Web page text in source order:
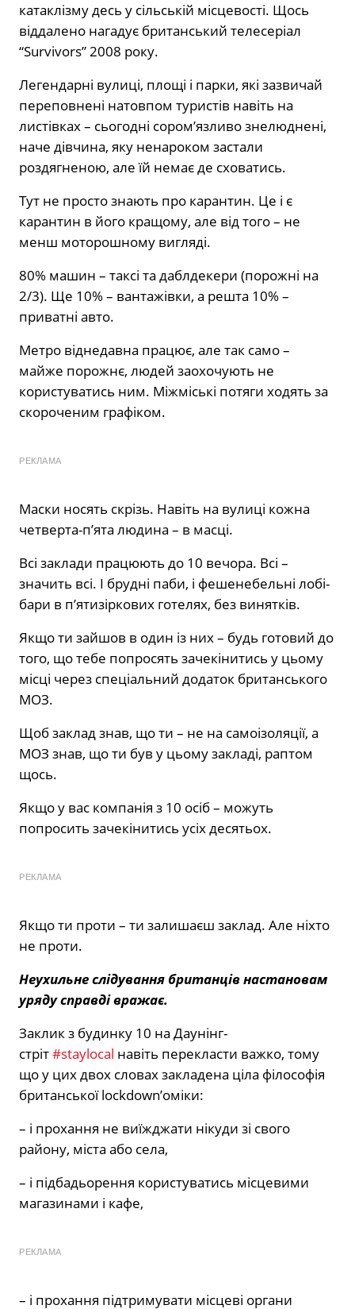
катаклізму десь у сільській місцевості. Щось
віддалено нагадує британський телесеріал
“Survivors” 2008 року.
Легендарні вулиці, площі і парки, які зазвичай
переповнені натовпом туристів навіть на
листівках – сьогодні сором’язливо знелюднені,
наче дівчина, яку ненароком застали
роздягненою, але їй немає де сховатись.
Тут не просто знають про карантин. Це і є
карантин в його кращому, але від того – не
менш моторошному вигляді.
80% машин – таксі та даблдекери (порожні на
2/3). Ще 10% – вантажівки, а решта 10% –
приватні авто.
Метро віднедавна працює, але так само –
майже порожнє, людей заохочують не
користуватись ним. Міжміські потяги ходять за
скороченим графіком.
РЕКЛАМА
Маски носять скрізь. Навіть на вулиці кожна
четверта-п’ята людина – в масці.
Всі заклади працюють до 10 вечора. Всі –
значить всі. І брудні паби, і фешенебельні лобі-
бари в п’ятизіркових готелях, без винятків.
Якщо ти зайшов в один із них – будь готовий до
того, що тебе попросять зачекінитись у цьому
місці через спеціальний додаток британського
МОЗ.
Щоб заклад знав, що ти – не на самоізоляції, а
МОЗ знав, що ти був у цьому закладі, раптом
щось.
Якщо у вас компанія з 10 осіб – можуть
попросить зачекінитись усіх десятьох.
РЕКЛАМА
Якщо ти проти – ти залишаєш заклад. Але ніхто
не проти.
Неухильне слідування британців настановам
уряду справді вражає.
Заклик з будинку 10 на Даунінг-
стріт#staylocal навіть перекласти важко, тому
що у цих двох словах закладена ціла філософія
британської lockdown’оміки:
– і прохання не виїжджати нікуди зі свого
району, міста або села,
– і підбадьорення користуватись місцевими
магазинами і кафе,
РЕКЛАМА
– і прохання підтримувати місцеві органи